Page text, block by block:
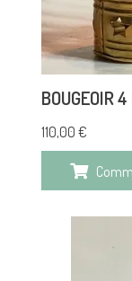
BOUGEOIR
110,00 €